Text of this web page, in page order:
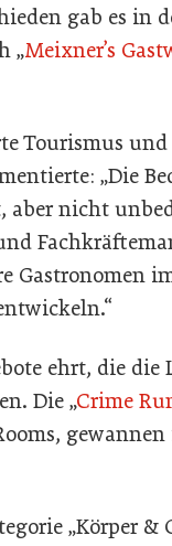
gab es in
„Meixner’s
Tourismus
„Die
aber nicht
Gastronomen
ehrt, die
Die „Crime
„Körper &